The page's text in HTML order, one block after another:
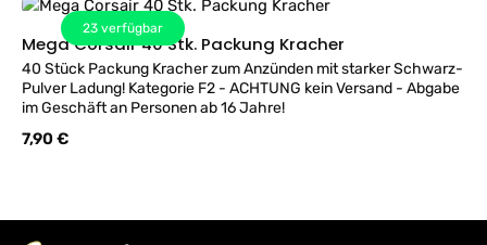
23 verfügbar
Mega Corsair 40 Stk. Packung Kracher
40 Stück Packung Kracher zum Anzünden mit starker Schwarz-
Pulver Ladung! Kategorie F2 - ACHTUNG kein Versand - Abgabe
im Geschäft an Personen ab 16 Jahre!
Regulärer Preis:
7,90 €